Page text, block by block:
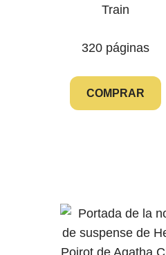
Train
320 páginas
COMPRAR